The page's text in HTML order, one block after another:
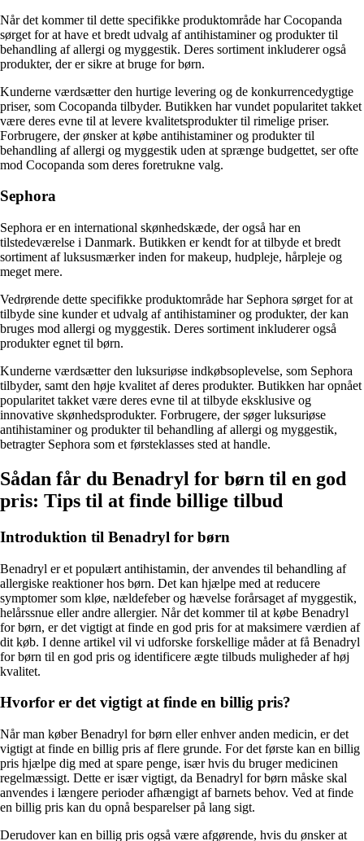
Når det kommer til dette specifikke produktområde har Cocopanda
sørget for at have et bredt udvalg af antihistaminer og produkter til
behandling af allergi og myggestik. Deres sortiment inkluderer også
produkter, der er sikre at bruge for børn.
Kunderne værdsætter den hurtige levering og de konkurrencedygtige
priser, som Cocopanda tilbyder. Butikken har vundet popularitet takket
være deres evne til at levere kvalitetsprodukter til rimelige priser.
Forbrugere, der ønsker at købe antihistaminer og produkter til
behandling af allergi og myggestik uden at sprænge budgettet, ser ofte
mod Cocopanda som deres foretrukne valg.
Sephora
Sephora er en international skønhedskæde, der også har en
tilstedeværelse i Danmark. Butikken er kendt for at tilbyde et bredt
sortiment af luksusmærker inden for makeup, hudpleje, hårpleje og
meget mere.
Vedrørende dette specifikke produktområde har Sephora sørget for at
tilbyde sine kunder et udvalg af antihistaminer og produkter, der kan
bruges mod allergi og myggestik. Deres sortiment inkluderer også
produkter egnet til børn.
Kunderne værdsætter den luksuriøse indkøbsoplevelse, som Sephora
tilbyder, samt den høje kvalitet af deres produkter. Butikken har opnået
popularitet takket være deres evne til at tilbyde eksklusive og
innovative skønhedsprodukter. Forbrugere, der søger luksuriøse
antihistaminer og produkter til behandling af allergi og myggestik,
betragter Sephora som et førsteklasses sted at handle.
Sådan får du Benadryl for børn til en god
pris: Tips til at finde billige tilbud
Introduktion til Benadryl for børn
Benadryl er et populært antihistamin, der anvendes til behandling af
allergiske reaktioner hos børn. Det kan hjælpe med at reducere
symptomer som kløe, nældefeber og hævelse forårsaget af myggestik,
helårssnue eller andre allergier. Når det kommer til at købe Benadryl
for børn, er det vigtigt at finde en god pris for at maksimere værdien af
dit køb. I denne artikel vil vi udforske forskellige måder at få Benadryl
for børn til en god pris og identificere ægte tilbuds muligheder af høj
kvalitet.
Hvorfor er det vigtigt at finde en billig pris?
Når man køber Benadryl for børn eller enhver anden medicin, er det
vigtigt at finde en billig pris af flere grunde. For det første kan en billig
pris hjælpe dig med at spare penge, især hvis du bruger medicinen
regelmæssigt. Dette er især vigtigt, da Benadryl for børn måske skal
anvendes i længere perioder afhængigt af barnets behov. Ved at finde
en billig pris kan du opnå besparelser på lang sigt.
Derudover kan en billig pris også være afgørende, hvis du ønsker at